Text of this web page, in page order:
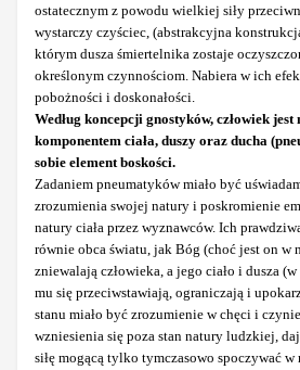
ostatecznym z powodu wielkiej siły
wystarczy czyściec, (abstrakcyjna
którym dusza śmiertelnika zostaje
określonym czynnościom. Nabiera w ich
pobożności i doskonałości.
Według koncepcji gnostyków, człowiek
komponentem ciała, duszy oraz ducha
sobie element boskości.
Zadaniem pneumatyków miało być
zrozumienia swojej natury i poskromienie
natury ciała przez wyznawców. Ich
równie obca światu, jak Bóg (choć jest on w
zniewalają człowieka, a jego ciało i dusza
mu się przeciwstawiają, ograniczają i
stanu miało być zrozumienie w chęci i
wzniesienia się poza stan natury ludzkiej,
siłę mogącą tylko tymczasowo spoczywać